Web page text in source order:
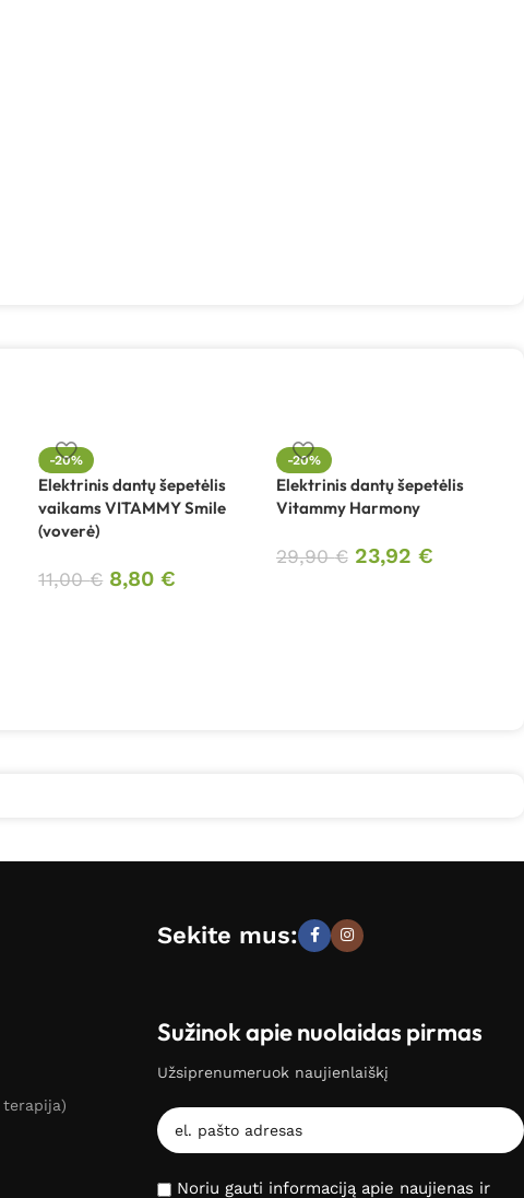
-20%
Elektrinis dantų šepetėlis
vaikams VITAMMY Smile
(voverė)
11,00€ 8,80€
-20%
Elektrinis dantų šepetėlis
Vitammy Harmony
29,90€ 23,92 €
terapija)
Sekite mus:
Sužinok apie nuolaidas pirmas
Užsiprenumeruok naujienlaiškį
Noriu gauti informaciją apie naujienas ir